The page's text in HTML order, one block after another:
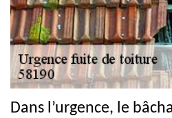
Dans l’urgence, le